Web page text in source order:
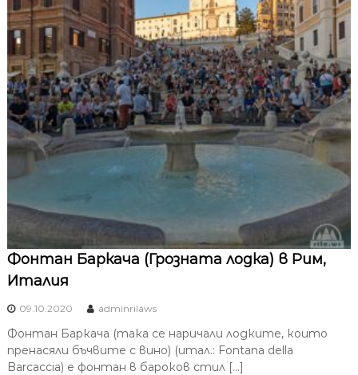
Фонтан Баркача (Грозната лодка) в Рим,
Италия
09.10.2020 adminrilaws
Фонтан Баркача (така се наричали лодките, които
пренасяли бъчвите с вино) (итал.: Fontana della
Barcaccia) е фонтан в бароков стил […]